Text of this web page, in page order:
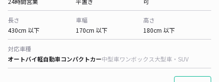
長さ
430cm 以下
車幅
170cm 以下
高さ
180cm 以下
対応車種
オートバイ軽自動車コンパクトカー中型車ワンボックス大型車・SUV